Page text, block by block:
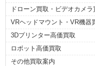
ドローン買取・ビデオカメラ
VRヘッドマウント・VR機器
3Dプリンター高価買取
ロボット高価買取
その他買取案内